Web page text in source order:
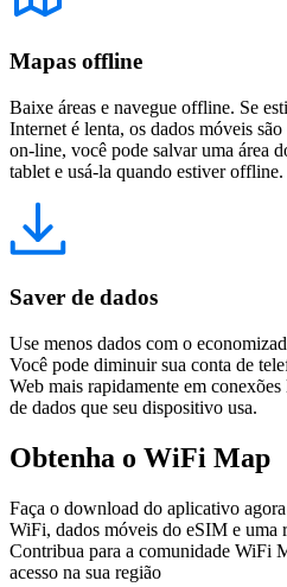
Mapas offline
Baixe áreas e navegue offline. Se
Internet é lenta, os dados móveis
on-line, você pode salvar uma área
tablet e usá-la quando estiver offline.
Saver de dados
Use menos dados com o
Você pode diminuir sua conta de
Web mais rapidamente em
de dados que seu dispositivo usa.
Obtenha o WiFi Map
Faça o download do aplicativo
WiFi, dados móveis do eSIM e uma
Contribua para a comunidade WiFi
acesso na sua região